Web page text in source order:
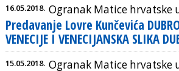
16.05.2018. Ogranak Matice hrvatske
Predavanje Lovre Kunčevića
VENECIJE I VENECIJANSKA SLIKA
15.05.2018. Ogranak Matice hrvatske